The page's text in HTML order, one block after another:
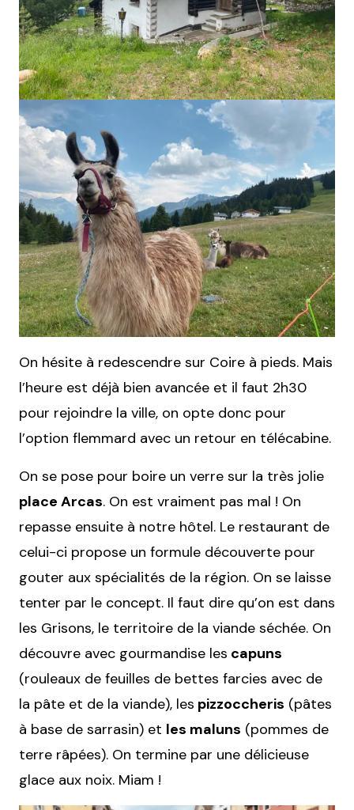
On hésite à redescendre sur Coire à pieds. Mais
l’heure est déjà bien avancée et il faut 2h30
pour rejoindre la ville, on opte donc pour
l’option flemmard avec un retour en télécabine.
On se pose pour boire un verre sur la très jolie
place Arcas. On est vraiment pas mal ! On
repasse ensuite à notre hôtel. Le restaurant de
celui-ci propose un formule découverte pour
gouter aux spécialités de la région. On se laisse
tenter par le concept. Il faut dire qu’on est dans
les Grisons, le territoire de la viande séchée. On
découvre avec gourmandise les capuns
(rouleaux de feuilles de bettes farcies avec de
la pâte et de la viande), les pizzoccheris (pâtes
à base de sarrasin) et les maluns (pommes de
terre râpées). On termine par une délicieuse
glace aux noix. Miam !